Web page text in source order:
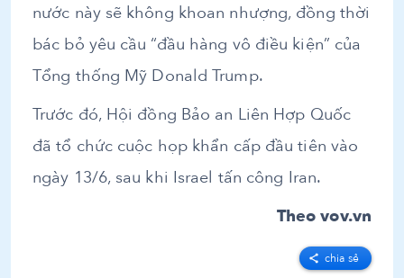
nước này sẽ không khoan nhượng, đồng thời
bác bỏ yêu cầu “đầu hàng vô điều kiện” của
Tổng thống Mỹ Donald Trump.
Trước đó, Hội đồng Bảo an Liên Hợp Quốc
đã tổ chức cuộc họp khẩn cấp đầu tiên vào
ngày 13/6, sau khi Israel tấn công Iran.
Theo vov.vn
chia sẻ